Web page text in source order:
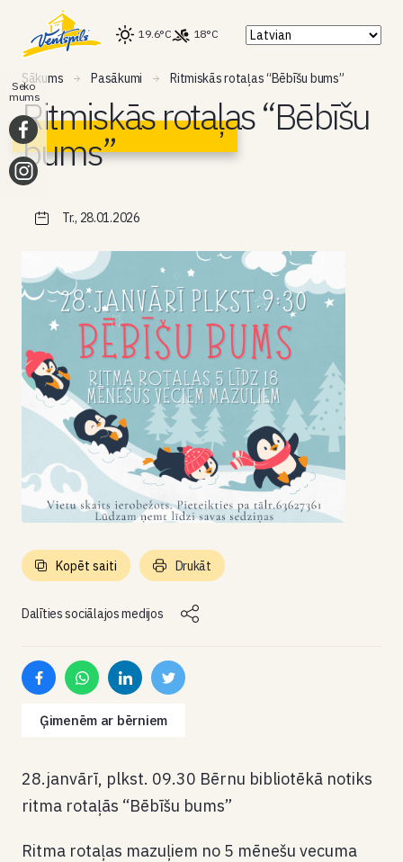
19.6°C 18°C
Sākums Pasākumi Ritmiskās rotaļas “Bēbīšu bums”
Ritmiskās rotaļas “Bēbīšu
bums”
Tr., 28.01.2026
Dalīties sociālajos medijos
Kopēt saiti Drukāt
Ģimenēm ar bērniem
28.janvārī, plkst. 09.30 Bērnu bibliotēkā notiks
ritma rotaļās “Bēbīšu bums”
Ritma rotaļas mazuļiem no 5 mēnešu vecuma
Seko
mums